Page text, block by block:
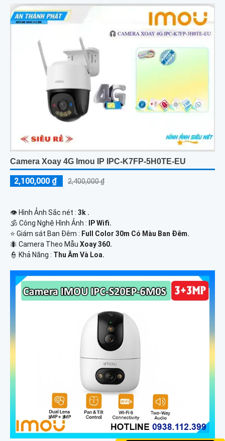
Camera Xoay 4G Imou IP IPC-K7FP-5H0TE-EU
2,100,000 ₫ 2,400,000 ₫
👁 Hình Ảnh Sắc nét : 3k .
🕉️ Công Nghệ Hình Ảnh :
IP Wifi.
⭐ Giám sát Ban Đêm : Full Color 30m Có Màu Ban Ðêm.
🐜 Camera Theo Mẫu Xoay 360.
️👮 Khả Năng : Thu Âm Và Loa.